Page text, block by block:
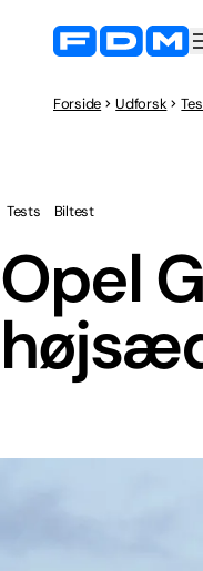
Forside Udforsk
Opel
Tests Biltest